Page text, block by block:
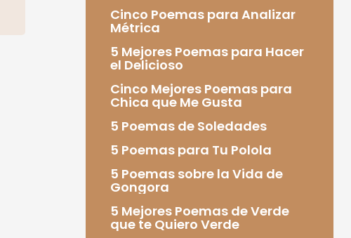
Cinco Poemas para Analizar
Métrica
5 Mejores Poemas para Hacer
el Delicioso
Cinco Mejores Poemas para
Chica que Me Gusta
5 Poemas de Soledades
5 Poemas para Tu Polola
5 Poemas sobre la Vida de
Gongora
5 Mejores Poemas de Verde
que te Quiero Verde